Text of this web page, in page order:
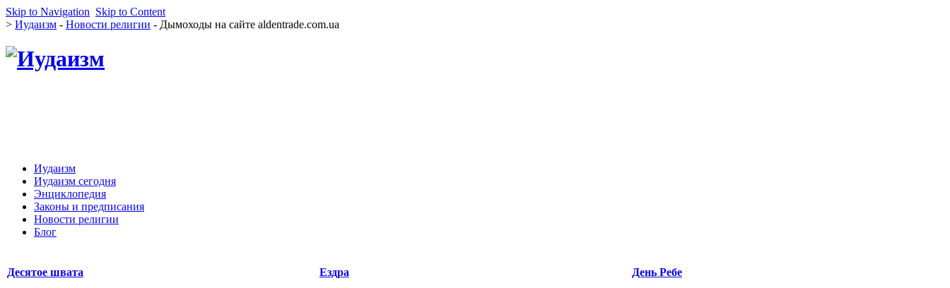
Skip to Navigation Skip to Content
> Иудаизм - Новости религии - Дымоходы на сайте aldentrade.com.ua
Иудаизм
Иудаизм сегодня
Энциклопедия
Законы и предписания
Новости религии
Блог
Десятое швата Ездра День Ребе